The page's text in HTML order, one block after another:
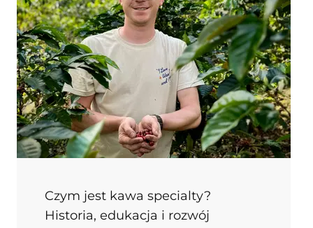
potencjał, a każdy kolejny etap może go
utrzymać albo bezpowrotnie osłabić.
Czym jest kawa specialty?
Historia, edukacja i rozwój